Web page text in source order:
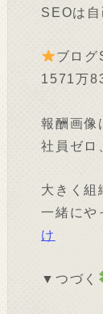
SEOは
ブロ
1571万
報酬画
社員ゼロ
大きく組
一緒にや
け
▼つづく